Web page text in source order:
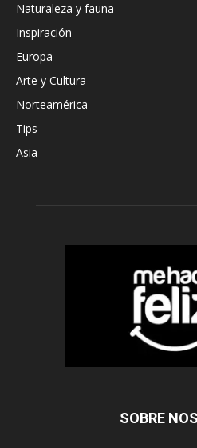
Naturaleza y fauna
Inspiración
Europa
Arte y Cultura
Norteamérica
Tips
Asia
SOBRE